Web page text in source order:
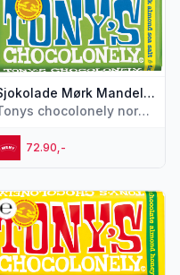
Sjokolade Mørk Mandel Havsalt 180g Tony's
Tonys chocolonely norway
72.90,-
Chocolate 180g
flere detaljer for